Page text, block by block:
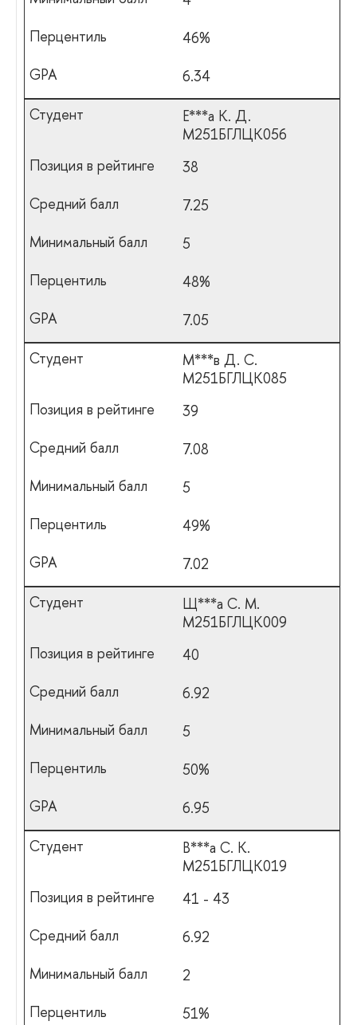
46%
6.34
Е***а К. Д.
М251БГЛЦК056
38
7.25
5
48%
7.05
М***в Д. С.
М251БГЛЦК085
39
7.08
5
49%
7.02
Щ***а С. М.
М251БГЛЦК009
40
6.92
5
50%
6.95
В***а С. К.
М251БГЛЦК019
41 - 43
6.92
2
51%